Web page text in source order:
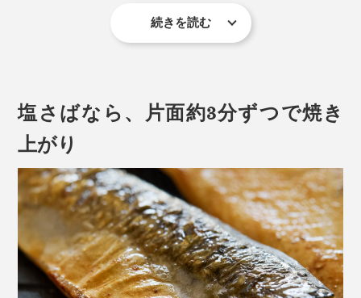
フライパン感覚で手軽に焼けるのに、「え？いつもの焼
秘密は、純度99.9％の「炭プレート（カーボングラファ
イト）」。
カーボングラファイトは、原料のコークスを約1000℃
で１か月間焼成、約3000℃で約2ヶ月間熱処理をし、不
純物を飛ばし、水圧でギュッと圧縮したもの。できあが
った炭素の塊を削り出して研磨し、コーティングするま
で約1ヶ月。日本の職人たちが約4ヶ月がかりで製造して
います。
続きを読む
塩さばなら、片面約3分ずつで焼き
上がり